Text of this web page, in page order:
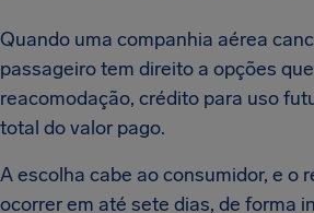
Quando uma companhia aérea
passageiro tem direito a opções
reacomodação, crédito para uso
total do valor pago.
A escolha cabe ao consumidor, e o
ocorrer em até sete dias, de forma